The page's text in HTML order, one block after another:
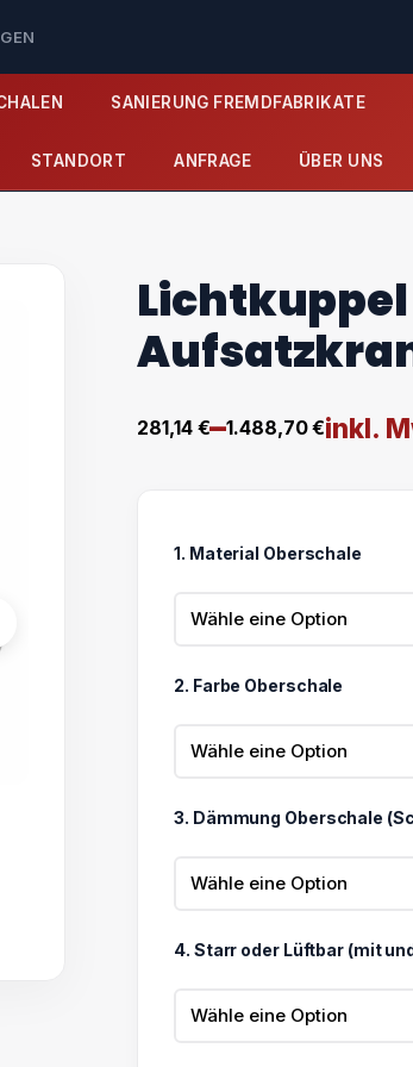
SANIERUNG FREMDFABRIKATE
STANDORT ANFRAGE ÜBER UNS
281,14 €–1.488,70€
Preisspanne:
bis
1.488,70 €
inkl.
1. Material Oberschale
2. Farbe Oberschale
3. Dämmung Oberschale
4. Starr oder Lüftbar (mit